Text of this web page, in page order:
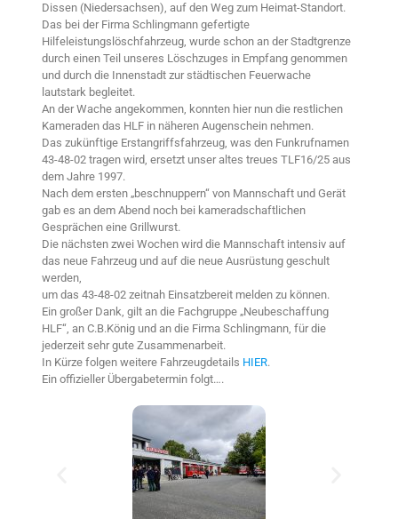
Dissen (Niedersachsen), auf den Weg zum Heimat-Standort.
Das bei der Firma Schlingmann gefertigte
Hilfeleistungslöschfahrzeug, wurde schon an der Stadtgrenze
durch einen Teil unseres Löschzuges in Empfang genommen
und durch die Innenstadt zur städtischen Feuerwache
lautstark begleitet.
An der Wache angekommen, konnten hier nun die restlichen
Kameraden das HLF in näheren Augenschein nehmen.
Das zukünftige Erstangriffsfahrzeug, was den Funkrufnamen
43-48-02 tragen wird, ersetzt unser altes treues TLF16/25 aus
dem Jahre 1997.
Nach dem ersten „beschnuppern“ von Mannschaft und Gerät
gab es an dem Abend noch bei kameradschaftlichen
Gesprächen eine Grillwurst.
Die nächsten zwei Wochen wird die Mannschaft intensiv auf
das neue Fahrzeug und auf die neue Ausrüstung geschult
werden,
um das 43-48-02 zeitnah Einsatzbereit melden zu können.
Ein großer Dank, gilt an die Fachgruppe „Neubeschaffung
HLF“, an C.B.König und an die Firma Schlingmann, für die
jederzeit sehr gute Zusammenarbeit.
In Kürze folgen weitere Fahrzeugdetails HIER.
Ein offizieller Übergabetermin folgt….